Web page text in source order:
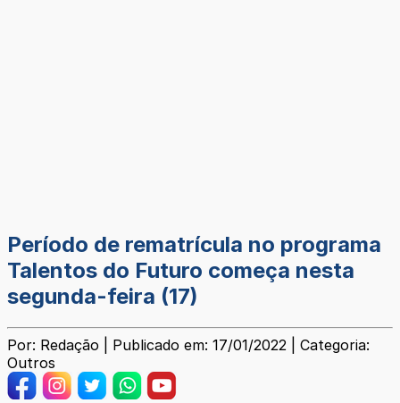
Período de rematrícula no programa
Talentos do Futuro começa nesta
segunda-feira (17)
Por: Redação | Publicado em: 17/01/2022 | Categoria:
Outros